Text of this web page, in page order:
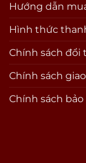
Hướng dẫn
Hình thức
Chính sách đổi
Chính sách
Chính sách